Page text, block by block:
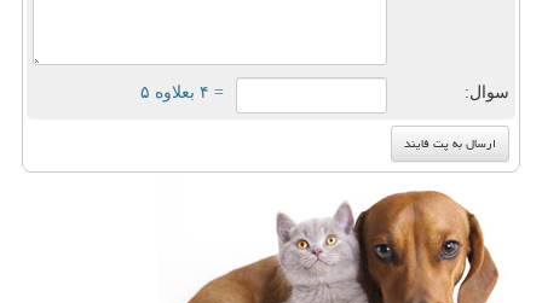
سوال: = ۴ بعلاوه ۵